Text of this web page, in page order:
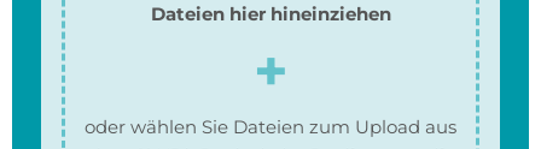
Dateien hier hineinziehen
oder wählen Sie Dateien zum Upload aus